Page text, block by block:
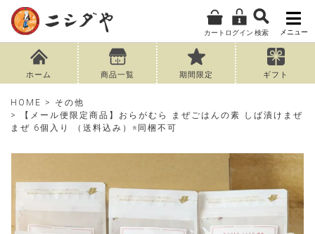
カート ログイン 検索 メニュー
ホーム 商品一覧 期間限定 ギフト
HOME
その他
【メール便限定商品】おらがむら まぜごはんの素 しば漬けまぜ
まぜ 6個入り （送料込み）※同梱不可